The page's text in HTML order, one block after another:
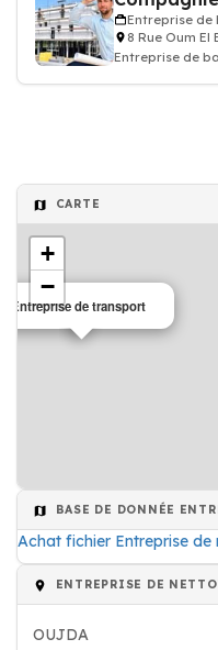
Entreprise de
8 Rue Oum El
Entreprise de
CARTE
Entreprise de transport
+
−
BASE DE DONNÉE
Achat fichier Entreprise
ENTREPRISE DE
OUJDA